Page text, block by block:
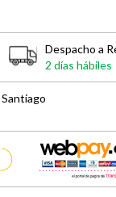
Despacho a
2 días hábiles